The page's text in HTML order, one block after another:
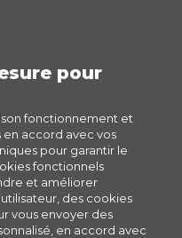
pour
fonctionnement et
en accord avec vos
pour garantir le
fonctionnels
et améliorer
des cookies
vous envoyer des
en accord avec